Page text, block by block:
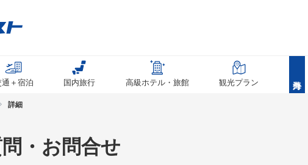
通＋宿泊 国内旅行 高級ホテル・旅館 観光プラン
詳細
・お問合せ